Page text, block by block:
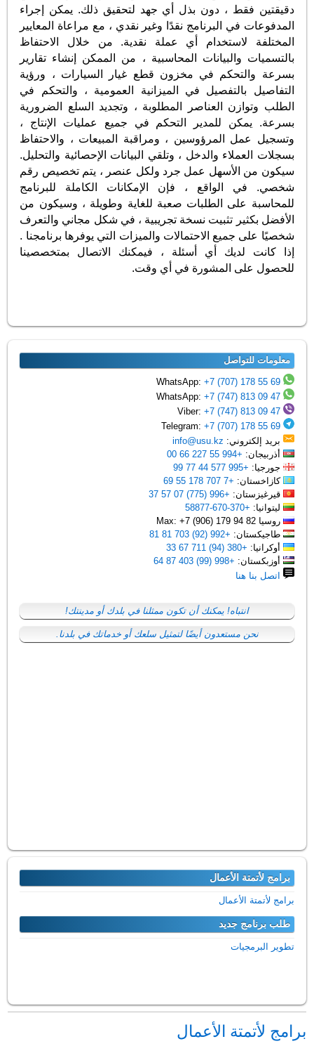
دقيقتين فقط ، دون بذل أي جهد لتحقيق ذلك. يمكن إجراء
المدفوعات في البرنامج نقدًا وغير نقدي ، مع مراعاة المعايير
المختلفة لاستخدام أي عملة نقدية. من خلال الاحتفاظ
بالتسميات والبيانات المحاسبية ، من الممكن إنشاء تقارير
بسرعة والتحكم في مخزون قطع غيار السيارات ، ورؤية
التفاصيل بالتفصيل في الميزانية العمومية ، والتحكم في
الطلب وتوازن العناصر المطلوبة ، وتجديد السلع الضرورية
بسرعة. يمكن للمدير التحكم في جميع عمليات الإنتاج ،
وتسجيل عمل المرؤوسين ، ومراقبة المبيعات ، والاحتفاظ
بسجلات العملاء والدخل ، وتلقي البيانات الإحصائية والتحليل.
سيكون من الأسهل عمل جرد ولكل عنصر ، يتم تخصيص رقم
شخصي. في الواقع ، فإن الإمكانات الكاملة للبرنامج
للمحاسبة على الطلبات صعبة للغاية وطويلة ، وسيكون من
الأفضل بكثير تثبيت نسخة تجريبية ، في شكل مجاني والتعرف
شخصيًا على جميع الاحتمالات والميزات التي يوفرها برنامجنا .
إذا كانت لديك أي أسئلة ، فيمكنك الاتصال بمتخصصينا
للحصول على المشورة في أي وقت.
معلومات للتواصل
WhatsApp:
+7 (707) 178 55 69
WhatsApp:
+7 (747) 813 09 47
Viber:
+7 (747) 813 09 47
Telegram:
+7 (707) 178 55 69
بريد إلكتروني: info@usu.kz
أذربيجان: +994 55 227 66 00
جورجيا: +995 577 44 77 99
كازاخستان: +7 707 178 55 69
قيرغيزستان: +996 (775) 07 57 37
ليتوانيا: +370-670-58877
روسيا Max: +7 (906) 179 94 82
طاجيكستان: +992 (92) 703 81 81
أوكرانيا: +380 (94) 711 67 33
أوزبكستان: +998 (99) 403 87 64
اتصل بنا هنا
انتباه! يمكنك أن تكون ممثلنا في بلدك أو مدينتك!
نحن مستعدون أيضًا لتمثيل سلعك أو خدماتك في بلدنا.
برامج لأتمتة الأعمال
برامج لأتمتة الأعمال
طلب برنامج جديد
تطوير البرمجيات
برامج لأتمتة الأعمال